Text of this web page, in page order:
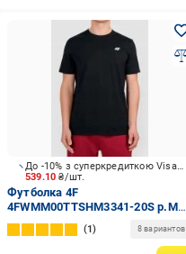
539.10₴/шт.
До -10% з суперкредиткою Visa Вигода
Футболка 4F
4FWMM00TTSHM3341-20S р.M
черный
1 8 вариантов